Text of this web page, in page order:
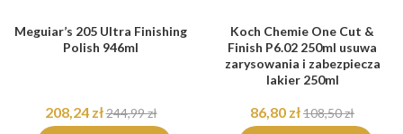
Meguiar’s 205 Ultra Finishing
Polish 946ml
208,24 zł244,99 zł
Koch Chemie One Cut &
Finish P6.02 250ml usuwa
zarysowania i zabezpiecza
lakier 250ml
86,80 zł108,50 zł